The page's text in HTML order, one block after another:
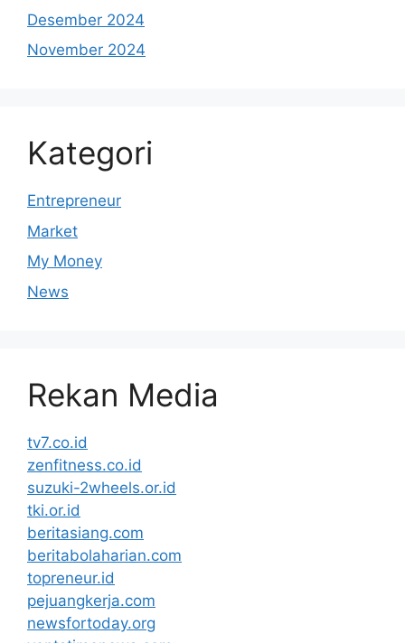
Desember 2024
November 2024
Kategori
Entrepreneur
Market
My Money
News
Rekan Media
tv7.co.id
zenfitness.co.id
suzuki-2wheels.or.id
tki.or.id
beritasiang.com
beritabolaharian.com
topreneur.id
pejuangkerja.com
newsfortoday.org